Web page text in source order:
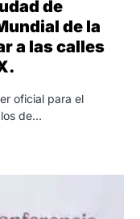
de
de la
a las calles
oficial para el
de…